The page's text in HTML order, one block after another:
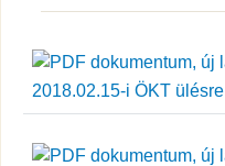
2018.02.15-i ÖKT ülésre